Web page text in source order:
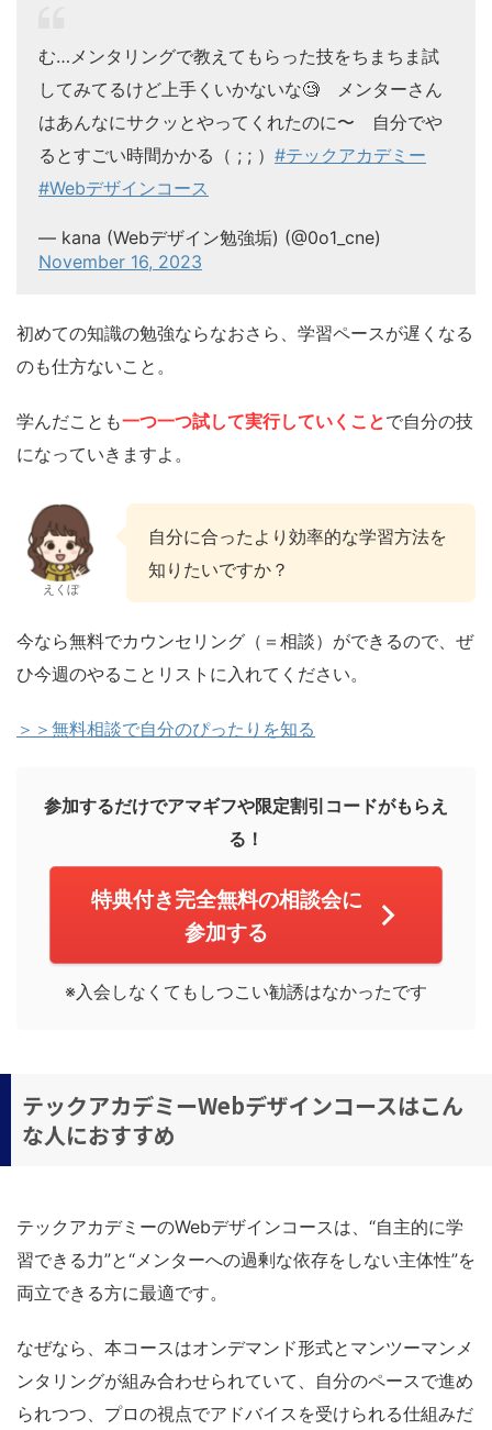
む…メンタリングで教えてもらった技をちまちま試
してみてるけど上手くいかないな🧐 メンターさん
はあんなにサクッとやってくれたのに〜 自分でや
るとすごい時間かかる（ ; ; ） #テックアカデミー
#Webデザインコース
— kana (Webデザイン勉強垢) (@0o1_cne)
November 16, 2023
初めての知識の勉強ならなおさら、学習ペースが遅くなる
のも仕方ないこと。
学んだことも一つ一つ試して実行していくことで自分の技
になっていきますよ。
えくぼ
自分に合ったより効率的な学習方法を
知りたいですか？
今なら無料でカウンセリング（＝相談）ができるので、ぜ
ひ今週のやることリストに入れてください。
＞＞無料相談で自分のぴったりを知る
参加するだけでアマギフや限定割引コードがもらえ
る！
特典付き完全無料の相談会に
参加する
※入会しなくてもしつこい勧誘はなかったです
テックアカデミーWebデザインコースはこん
な人におすすめ
テックアカデミーのWebデザインコースは、“自主的に学
習できる力”と“メンターへの過剰な依存をしない主体性”を
両立できる方に最適です。
なぜなら、本コースはオンデマンド形式とマンツーマンメ
ンタリングが組み合わせられていて、自分のペースで進め
られつつ、プロの視点でアドバイスを受けられる仕組みだ